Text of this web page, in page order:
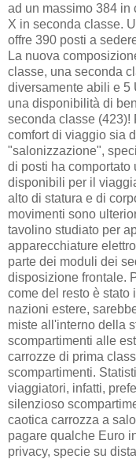
ad un massimo 384 in
X in seconda classe.
offre 390 posti a
La nuova
classe, una seconda
diversamente abili e 5
una disponibilità di
seconda classe (423)!
comfort di viaggio sia
"salonizzazione",
di posti ha
disponibili per il
alto di statura e di
movimenti sono
tavolino studiato per
apparecchiature
parte dei moduli dei
disposizione frontale.
come del resto è
nazioni estere,
miste all'interno della
scompartimenti alle
carrozze di prima
scompartimenti.
viaggiatori, infatti,
silenzioso
caotica carrozza a
pagare qualche Euro
privacy, specie su